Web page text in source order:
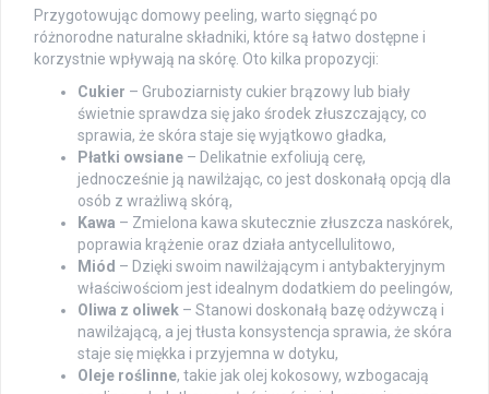
Przygotowując domowy peeling, warto sięgnąć po
różnorodne naturalne składniki, które są łatwo dostępne i
korzystnie wpływają na skórę. Oto kilka propozycji:
Cukier – Gruboziarnisty cukier brązowy lub biały
świetnie sprawdza się jako środek złuszczający, co
sprawia, że skóra staje się wyjątkowo gładka,
Płatki owsiane – Delikatnie exfoliują cerę,
jednocześnie ją nawilżając, co jest doskonałą opcją dla
osób z wrażliwą skórą,
Kawa – Zmielona kawa skutecznie złuszcza naskórek,
poprawia krążenie oraz działa antycellulitowo,
Miód – Dzięki swoim nawilżającym i antybakteryjnym
właściwościom jest idealnym dodatkiem do peelingów,
Oliwa z oliwek – Stanowi doskonałą bazę odżywczą i
nawilżającą, a jej tłusta konsystencja sprawia, że skóra
staje się miękka i przyjemna w dotyku,
Oleje roślinne, takie jak olej kokosowy, wzbogacają